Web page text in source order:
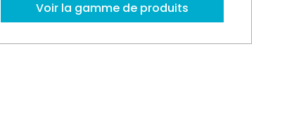
Voir la gamme de produits